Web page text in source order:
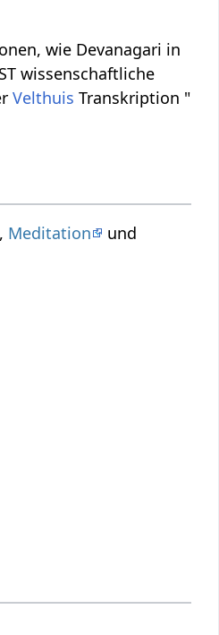
wie Devanagari in
wissenschaftliche
Velthuis Transkription "
Meditation
und